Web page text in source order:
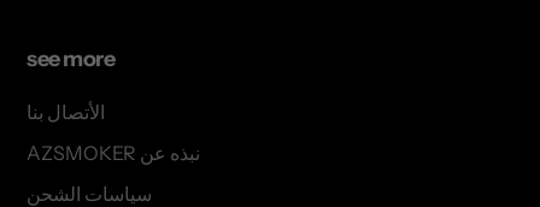
see more
الأتصال بنا
AZSMOKER نبذه عن
سياسات الشحن